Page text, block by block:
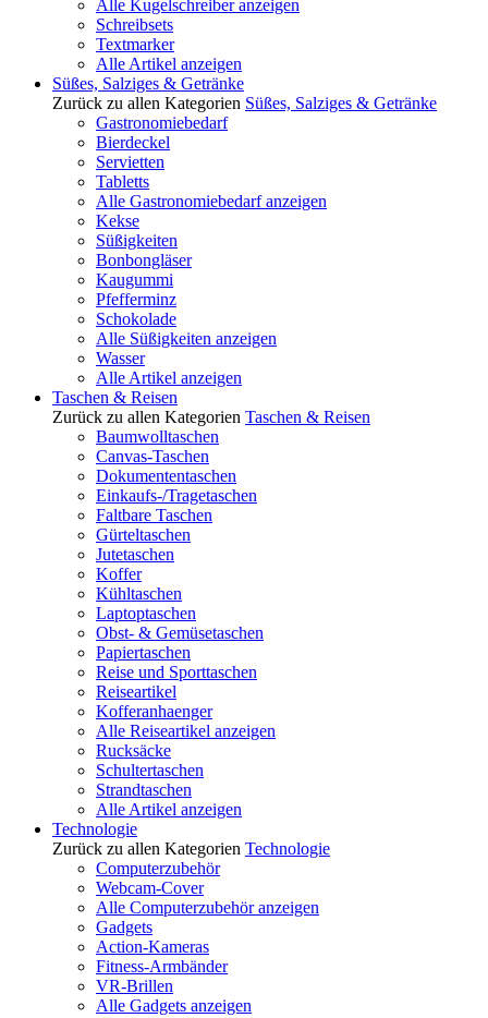
Alle Kugelschreiber anzeigen
Schreibsets
Textmarker
Alle Artikel anzeigen
Süßes, Salziges & Getränke
Zurück zu allen Kategorien Süßes, Salziges & Getränke
Gastronomiebedarf
Bierdeckel
Servietten
Tabletts
Alle Gastronomiebedarf anzeigen
Kekse
Süßigkeiten
Bonbongläser
Kaugummi
Pfefferminz
Schokolade
Alle Süßigkeiten anzeigen
Wasser
Alle Artikel anzeigen
Taschen & Reisen
Zurück zu allen Kategorien Taschen & Reisen
Baumwolltaschen
Canvas-Taschen
Dokumententaschen
Einkaufs-/Tragetaschen
Faltbare Taschen
Gürteltaschen
Jutetaschen
Koffer
Kühltaschen
Laptoptaschen
Obst- & Gemüsetaschen
Papiertaschen
Reise und Sporttaschen
Reiseartikel
Kofferanhaenger
Alle Reiseartikel anzeigen
Rucksäcke
Schultertaschen
Strandtaschen
Alle Artikel anzeigen
Technologie
Zurück zu allen Kategorien Technologie
Computerzubehör
Webcam-Cover
Alle Computerzubehör anzeigen
Gadgets
Action-Kameras
Fitness-Armbänder
VR-Brillen
Alle Gadgets anzeigen